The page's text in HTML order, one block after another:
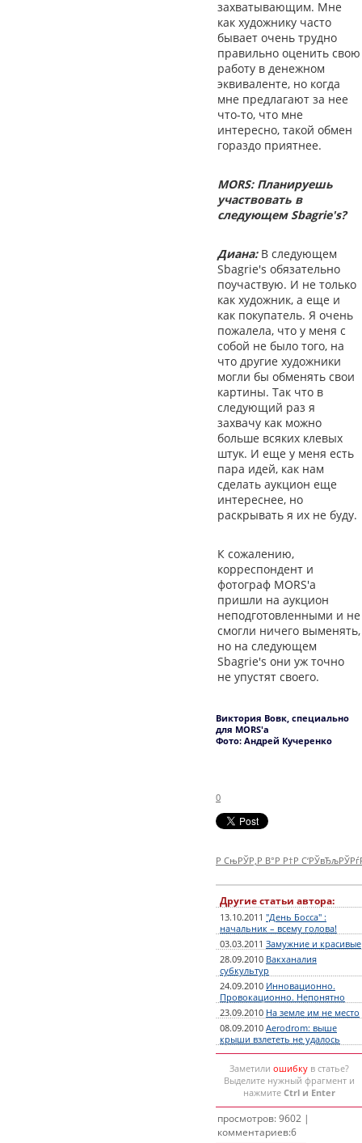
захватывающим. Мне
как художнику часто
бывает очень трудно
правильно оценить свою
работу в денежном
эквиваленте, но когда
мне предлагают за нее
что-то, что мне
интересно, такой обмен
гораздо приятнее.
MORS: Планируешь
участвовать в
следующем Sbagrie's?
Диана:В следующем
Sbagrie's обязательно
поучаствую. И не только
как художник, а еще и
как покупатель. Я очень
пожалела, что у меня с
собой не было того, на
что другие художники
могли бы обменять свои
картины. Так что в
следующий раз я
захвачу как можно
больше всяких клевых
штук. И еще у меня есть
пара идей, как нам
сделать аукцион еще
интереснее, но
раскрывать я их не буду.
К сожалению,
корреспондент и
фотограф MORS'а
пришли на аукцион
неподготовленными и не
смогли ничего выменять,
но на следующем
Sbagrie's они уж точно
не упустят своего.
Виктория Вовк, специально
для MORS'а
Фото: Андрей Кучеренко
0
Р СњРЎР‚Р В°Р Р†Р
Другие статьи автора:
13.10.2011 "День Босса" :
начальник – всему голова!
03.03.2011 Замужние и красивые
28.09.2010 Вакханалия
субкультур
24.09.2010 Инновационно.
Провокационно. Непонятно
23.09.2010 На земле им не место
08.09.2010 Aerodrom: выше
крыши взлететь не удалось
Заметили ошибкув статье?
Выделите нужный фрагмент и
нажмите Ctrl и Enter
просмотров: 9602 |
комментариев:6